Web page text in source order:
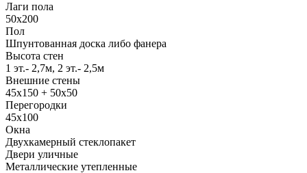
Лаги пола
50x200
Пол
Шпунтованная доска либо фанера
Высота стен
1 эт.- 2,7м, 2 эт.- 2,5м
Внешние стены
45х150 + 50х50
Перегородки
45х100
Окна
Двухкамерный стеклопакет
Двери уличные
Металлические утепленные